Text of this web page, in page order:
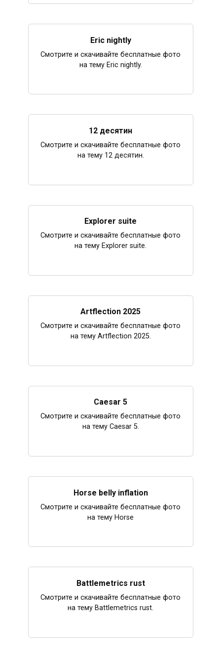
Eric nightly
Смотрите и скачивайте бесплатные фото
на тему Eric nightly.
12 десятин
Смотрите и скачивайте бесплатные фото
на тему 12 десятин.
Explorer suite
Смотрите и скачивайте бесплатные фото
на тему Explorer suite.
Artflection 2025
Смотрите и скачивайте бесплатные фото
на тему Artflection 2025.
Caesar 5
Смотрите и скачивайте бесплатные фото
на тему Caesar 5.
Horse belly inflation
Смотрите и скачивайте бесплатные фото
на тему Horse
Battlemetrics rust
Смотрите и скачивайте бесплатные фото
на тему Battlemetrics rust.